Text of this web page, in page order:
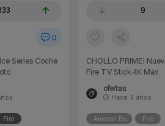
0
Series Coche
Fire
9
CHOLLO PRIME!
Fire TV Stick 4K Max
ofertas
Hace 3 años
Amazon España Fire